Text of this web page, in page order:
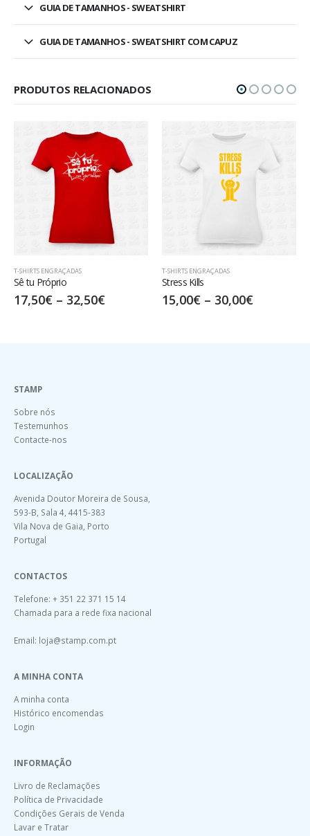
GUIA DE TAMANHOS - SWEATSHIRT
GUIA DE TAMANHOS - SWEATSHIRT COM CAPUZ
PRODUTOS RELACIONADOS
–32,50 €
T-SHIRTS ENGRAÇADAS
–30,00 €
STAMP
Sobre nós
Testemunhos
Contacte-nos
LOCALIZAÇÃO
Avenida Doutor Moreira de Sousa,
593-B, Sala 4, 4415-383
Vila Nova de Gaia, Porto
Portugal
CONTACTOS
Telefone: + 351 22 371 15 14
Chamada para a rede fixa nacional
Email: loja@stamp.com.pt
A MINHA CONTA
A minha conta
Histórico encomendas
Login
INFORMAÇÃO
Livro de Reclamações
Política de Privacidade
Condições Gerais de Venda
Lavar e Tratar